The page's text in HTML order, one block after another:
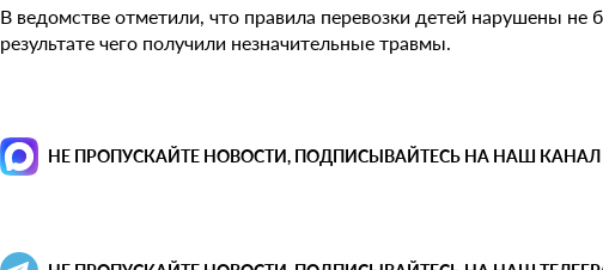
В ведомстве отметили, что правила перевозки детей нарушены
результате чего получили незначительные травмы.
НЕ ПРОПУСКАЙТЕ НОВОСТИ, ПОДПИСЫВАЙТЕСЬ НА НАШ КАНАЛ